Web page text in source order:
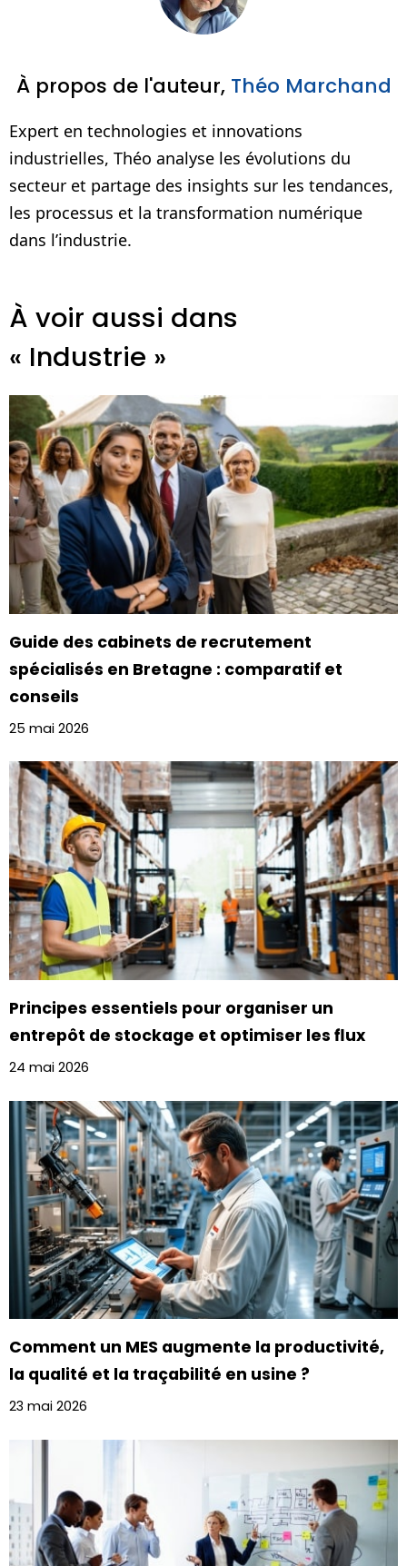
À propos de l'auteur, Théo Marchand
Expert en technologies et innovations
industrielles, Théo analyse les évolutions du
secteur et partage des insights sur les tendances,
les processus et la transformation numérique
dans l’industrie.
À voir aussi dans
« Industrie »
Guide des cabinets de recrutement
spécialisés en Bretagne : comparatif et
conseils
25 mai 2026
Principes essentiels pour organiser un
entrepôt de stockage et optimiser les flux
24 mai 2026
Comment un MES augmente la productivité,
la qualité et la traçabilité en usine ?
23 mai 2026